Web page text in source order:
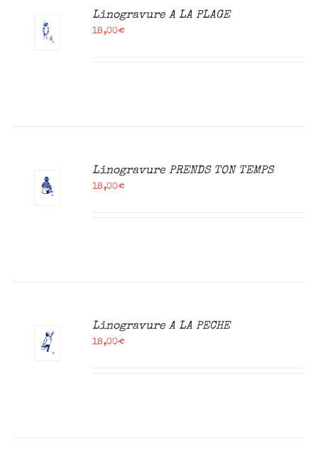
Linogravure A LA PLAGE
18,00€
Linogravure PRENDS TON TEMPS
18,00€
Linogravure A LA PECHE
18,00€